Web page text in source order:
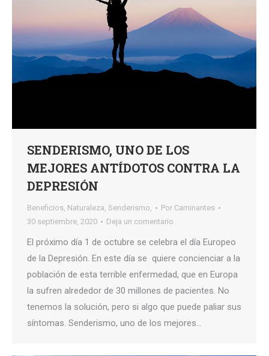
SENDERISMO, UNO DE LOS
MEJORES ANTÍDOTOS CONTRA LA
DEPRESIÓN
Beneficios, Naturaleza, Senderismo, Por Caminantes
30 septiembre, 2020
Deja un comentario
El próximo día 1 de octubre se celebra el día Europeo
de la Depresión. En este día se quiere concienciar a la
población de esta terrible enfermedad, que en Europa
la sufren alrededor de 30 millones de pacientes. No
tenemos la solución, pero si algo que puede paliar sus
síntomas. Senderismo, uno de los mejores…